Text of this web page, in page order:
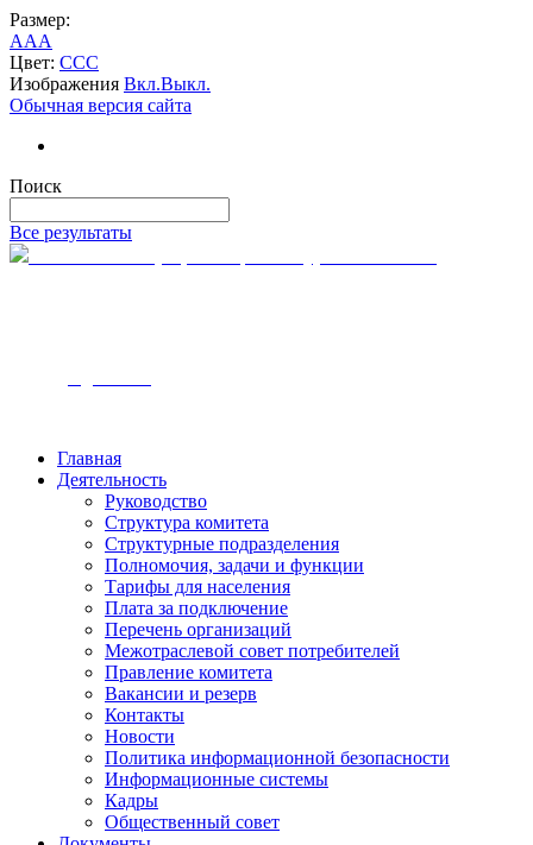
Размер:
AAA
Цвет: CCC
Изображения Вкл.Выкл.
Обычная версия сайта
Поиск
Все результаты
Главная
Деятельность
Руководство
Структура комитета
Структурные подразделения
Полномочия, задачи и функции
Тарифы для населения
Плата за подключение
Перечень организаций
Межотраслевой совет потребителей
Правление комитета
Вакансии и резерв
Контакты
Новости
Политика информационной безопасности
Информационные системы
Кадры
Общественный совет